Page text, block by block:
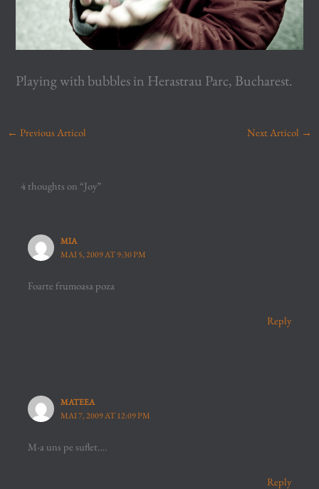
Playing with bubbles in Herastrau Parc, Bucharest.
← Previous Articol Next Articol →
4 thoughts on “Joy”
MIA
MAI 5, 2009 AT 9:30 PM
Foarte frumoasa poza
Reply
MATEEA
MAI 7, 2009 AT 12:09 PM
M-a uns pe suflet….
Reply